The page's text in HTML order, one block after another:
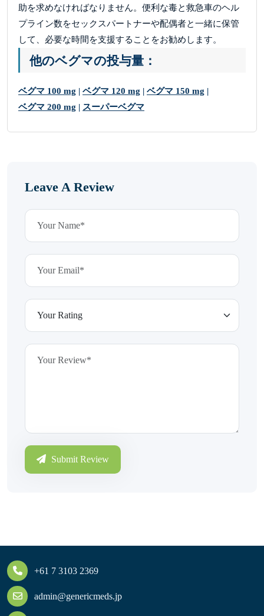
助を求めなければなりません。便利な毒と救急車のヘル
プライン数をセックスパートナーや配偶者と一緒に保管
して、必要な時間を支援することをお勧めします。
他のベグマの投与量：
ベグマ 100 mg | ベグマ 120 mg | ベグマ 150 mg |
ベグマ 200 mg | スーパーベグマ
Leave A Review
Submit Review
+61 7 3103 2369
admin@genericmeds.jp